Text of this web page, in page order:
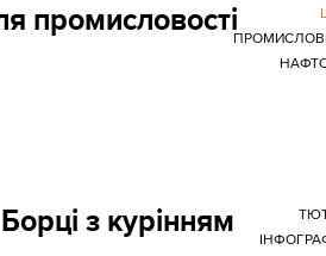
промисловості
з курінням